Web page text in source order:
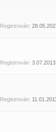
Registrován:
Registrován: 3.07.2013
Registrován: